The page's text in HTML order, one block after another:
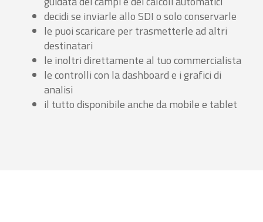
decidi se inviarle allo SDI o solo conservarle
le puoi scaricare per trasmetterle ad altri
destinatari
le inoltri direttamente al tuo commercialista
le controlli con la dashboard e i grafici di
analisi
il tutto disponibile anche da mobile e tablet